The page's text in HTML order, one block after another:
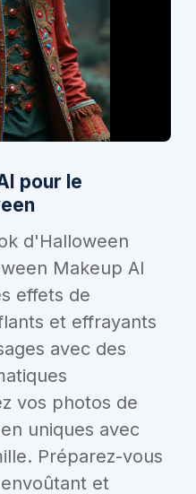
pour le
d'Halloween
Makeup AI
effets de
et effrayants
avec des
vos photos de
uniques avec
Préparez-vous
et